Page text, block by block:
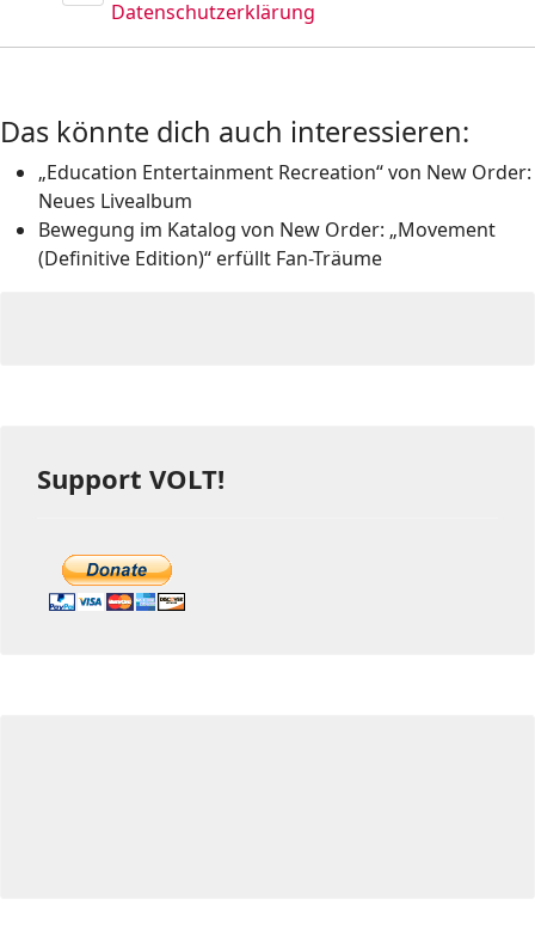
Datenschutzerklärung
Das könnte dich auch interessieren:
„Education Entertainment Recreation“ von New Order:
Neues Livealbum
Bewegung im Katalog von New Order: „Movement
(Definitive Edition)“ erfüllt Fan-Träume
Support VOLT!